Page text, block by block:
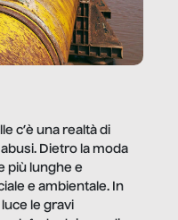
c’è una realtà di
Dietro la moda
più lunghe e
e ambientale. In
le gravi